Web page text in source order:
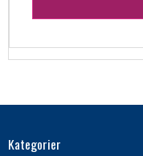
Kategorier